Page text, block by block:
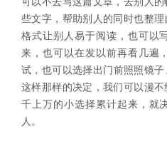
些文字，帮助别人的同时也整
格式让别人易于阅读，也可以
来，也可以在发以前再看几遍
试，也可以选择出门前照照镜
这样那样的决定，我们可以漫
千上万的小选择累计起来，就
人。